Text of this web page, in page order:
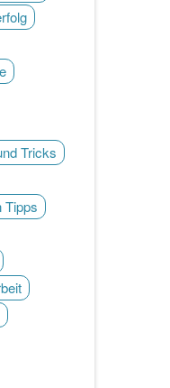
Tricks
Tipps